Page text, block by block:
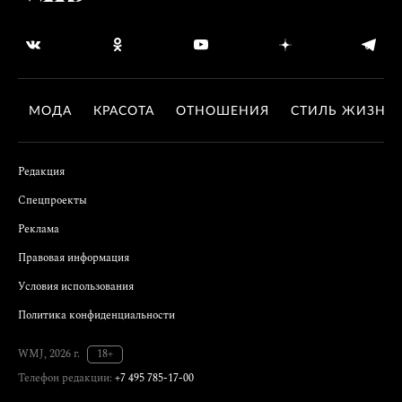
МОДА КРАСОТА ОТНОШЕНИЯ СТИЛЬ ЖИЗНИ
Редакция
Спецпроекты
Реклама
Правовая информация
Условия использования
Политика конфиденциальности
WMJ, 2026 г.
18+
Телефон редакции: +7 495 785-17-00